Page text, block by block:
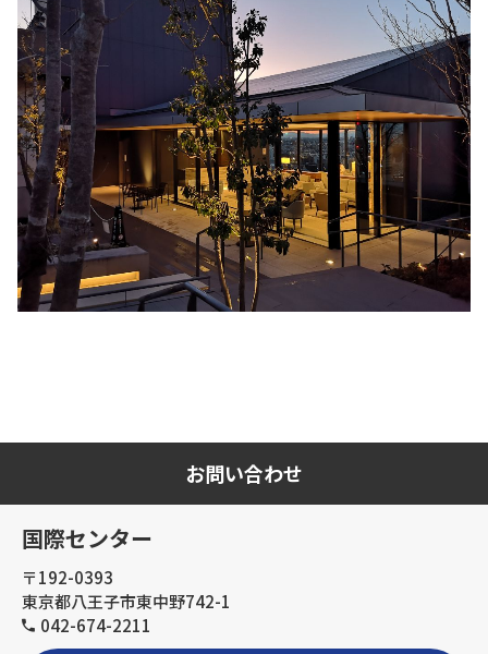
お問い合わせ
国際センター
〒192-0393
東京都八王子市東中野742-1
042-674-2211